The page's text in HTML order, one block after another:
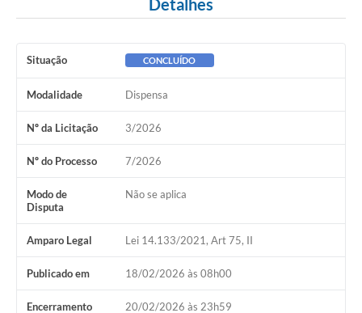
Arquivos para Download
Carta de Serviços
Notícias
Turismo
Obras
Galeria de Vídeos
Projetos
Contas Públicas
Detalhes
Situação CONCLUÍDO
Modalidade Dispensa
Nº da Licitação 3/2026
Nº do Processo 7/2026
Modo de
Disputa
Não se aplica
Amparo Legal Lei 14.133/2021, Art 75, II
Publicado em 18/02/2026 às 08h00
Encerramento
20/02/2026 às 23h59